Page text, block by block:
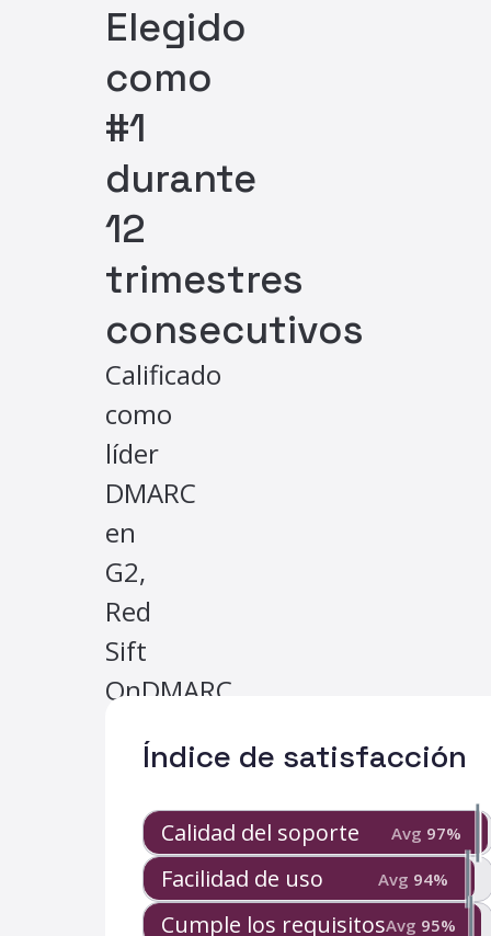
Elegido
como
#1
durante
12
trimestres
consecutivos
Calificado
como
líder
DMARC
en
G2,
Red
Sift
OnDMARC
opción
preferida
por
Índice de satisfacción
Calidad del soporte Avg 97%
Facilidad de uso Avg 94%
Cumple los requisitosAvg 95%